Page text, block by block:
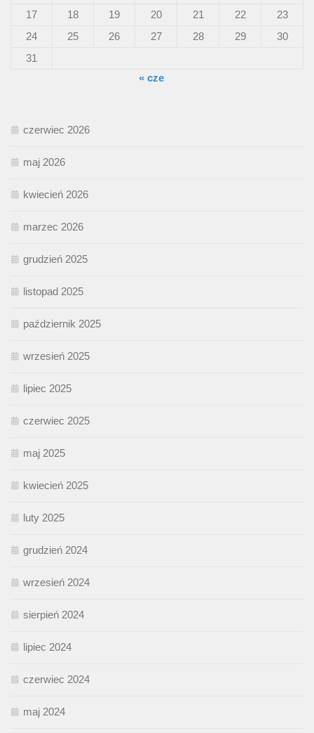
17
18 19 20 21 22
23
24
25 26 27 28 29
30
31
« cze
czerwiec 2026
maj 2026
kwiecień 2026
marzec 2026
grudzień 2025
listopad 2025
październik 2025
wrzesień 2025
lipiec 2025
czerwiec 2025
maj 2025
kwiecień 2025
luty 2025
grudzień 2024
wrzesień 2024
sierpień 2024
lipiec 2024
czerwiec 2024
maj 2024